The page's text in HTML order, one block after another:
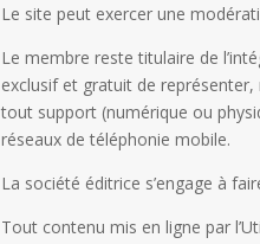
Le site peut exercer une
Le membre reste titulaire de
exclusif et gratuit de
tout support (numérique ou
réseaux de téléphonie mobile.
La société éditrice s’engage à
Tout contenu mis en ligne par